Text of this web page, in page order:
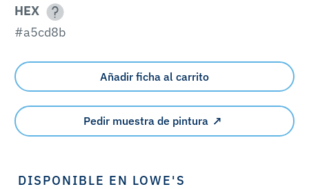
HEX
#a5cd8b
Añadir ficha al carrito
Pedir muestra de pintura
DISPONIBLE EN LOWE'S